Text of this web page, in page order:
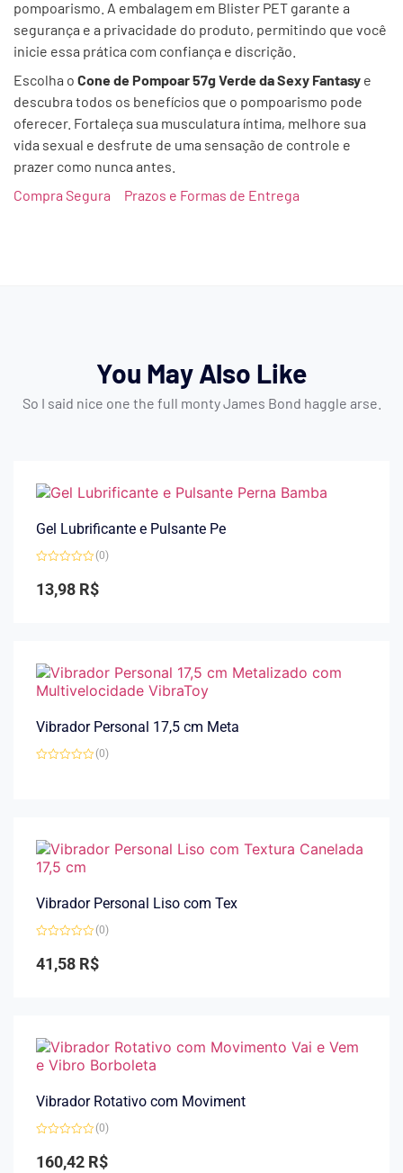
pompoarismo. A embalagem em Blister PET garante a
segurança e a privacidade do produto, permitindo que você
inicie essa prática com confiança e discrição.
Escolha o Cone de Pompoar 57g Verde da Sexy Fantasy e
descubra todos os benefícios que o pompoarismo pode
oferecer. Fortaleça sua musculatura íntima, melhore sua
vida sexual e desfrute de uma sensação de controle e
prazer como nunca antes.
Compra Segura
Prazos e Formas de Entrega
You May Also Like
So I said nice one the full monty James Bond haggle arse.
Gel Lubrificante e Pulsante Pe
0
de
(0)
13,98 R$
Vibrador Personal 17,5 cm Meta
(0)
Vibrador Personal Liso com Tex
0
de
(0)
41,58 R$
Vibrador Rotativo com Moviment
0
de
(0)
160,42 R$